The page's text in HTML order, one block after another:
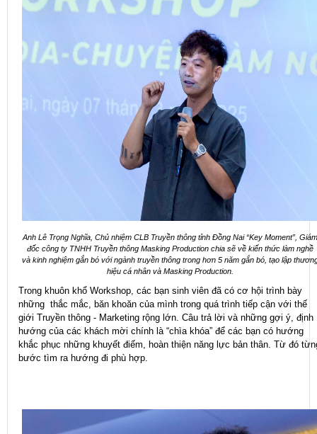
Anh Lê Trọng Nghĩa, Chủ nhiệm CLB Truyền thông tỉnh Đồng Nai “Key Moment”, Giám
đốc công ty TNHH Truyền thông Masking Production chia sẽ về kiến thức làm nghề
và kinh nghiệm gắn bó với ngành truyền thông trong hơn 5 năm gắn bó, tạo lập
hiệu cá nhân và Masking Production.
Trong khuôn khổ Workshop, các bạn sinh viên đã có cơ hội trình bày
những thắc mắc, băn khoăn của mình trong quá trình tiếp cận với thế
giới Truyền thông - Marketing rộng lớn. Câu trả lời và những gợi ý, định
hướng của các khách mời chính là “chìa khóa” để các bạn có hướng
khắc phục những khuyết điểm, hoàn thiện năng lực bản thân. Từ đó
bước tìm ra hướng đi phù hợp.